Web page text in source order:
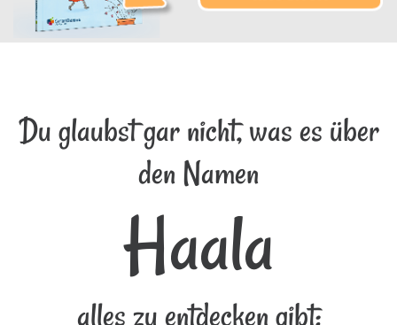
Du glaubst gar nicht, was es über
den Namen
Haala
alles zu entdecken gibt: